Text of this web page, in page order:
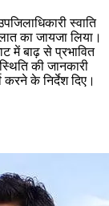
स्वाति
का जायजा लिया।
में बाढ़ से प्रभावित
की जानकारी
के निर्देश दिए।